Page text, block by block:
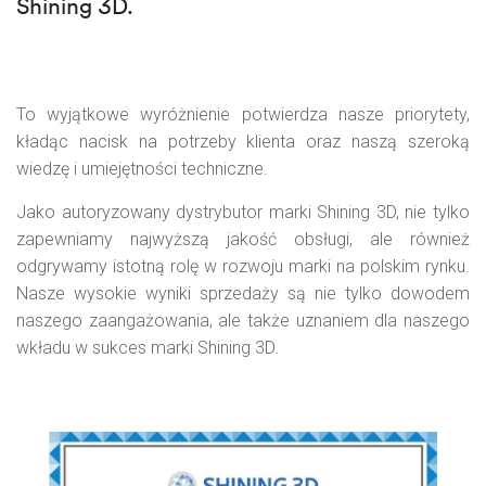
To wyjątkowe wyróżnienie potwierdza nasze priorytety,
kładąc nacisk na potrzeby klienta oraz naszą szeroką
wiedzę i umiejętności techniczne.
Jako autoryzowany dystrybutor marki Shining 3D, nie tylko
zapewniamy najwyższą jakość obsługi, ale również
odgrywamy istotną rolę w rozwoju marki na polskim rynku.
Nasze wysokie wyniki sprzedaży są nie tylko dowodem
naszego zaangażowania, ale także uznaniem dla naszego
wkładu w sukces marki Shining 3D.